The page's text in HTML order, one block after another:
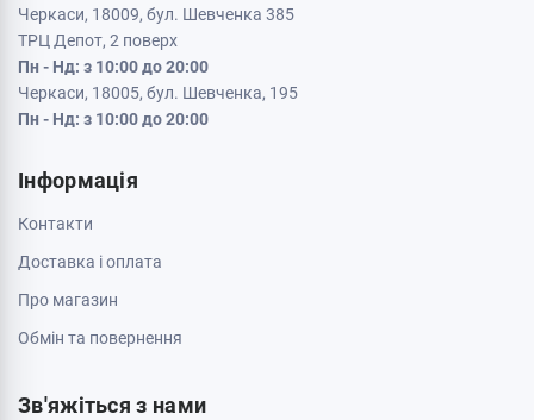
Черкаси, 18009, бул. Шевченка 385
ТРЦ Депот, 2 поверх
Пн - Нд: з 10:00 до 20:00
Черкаси, 18005, бул. Шевченка, 195
Пн - Нд: з 10:00 до 20:00
Інформація
Контакти
Доставка і оплата
Про магазин
Обмін та повернення
Зв'яжіться з нами